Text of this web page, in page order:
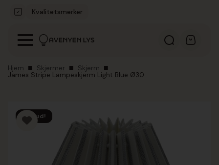
Kvalitetsmerker
Hjem Skjermer Skjerm
James Stripe Lampeskjerm Light Blue Ø30
Tilbud!